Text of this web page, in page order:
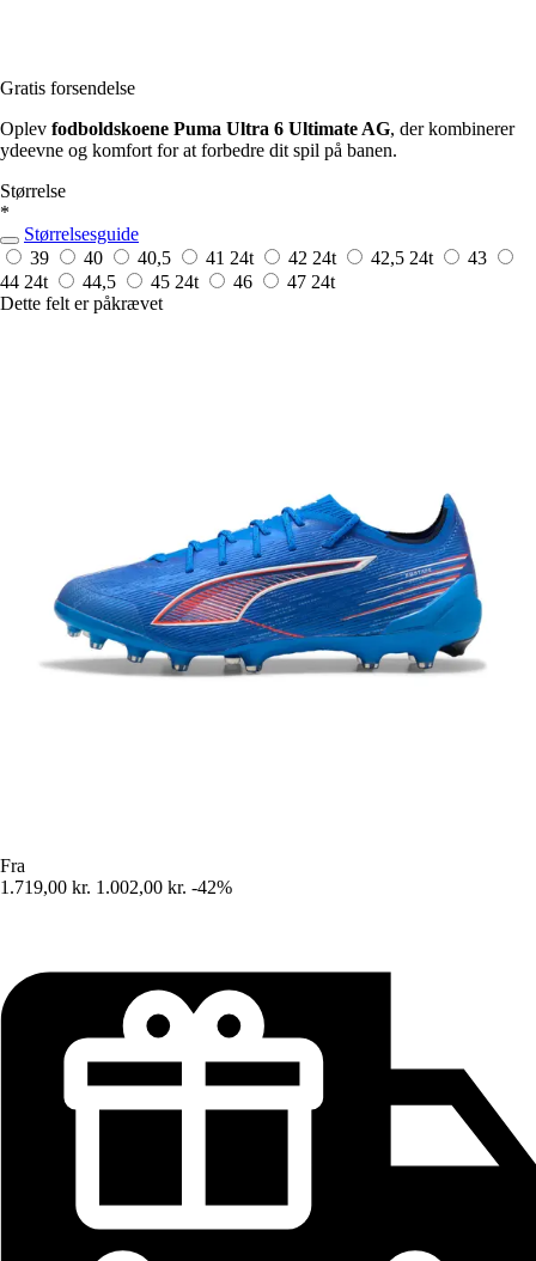
Gratis forsendelse
Oplev fodboldskoene Puma Ultra 6 Ultimate AG, der kombinerer
ydeevne og komfort for at forbedre dit spil på banen.
Størrelse
*
Størrelsesguide
39
40 40,5 41 24t 42 24t 42,5 24t
43
44 24t 44,5 45 24t 46 47 24t
Dette felt er påkrævet
Fra
1.719,00 kr. 1.002,00 kr. -42%